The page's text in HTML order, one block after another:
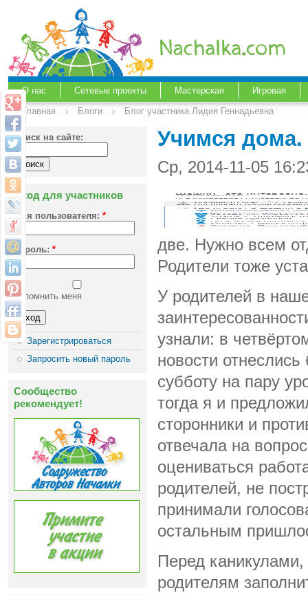
О нас Сетевые проекты Мастерская
Игровая
Главная
› Блоги › Блог участника Лидия Геннадьевна
Поиск на сайте:
Вход для участников
Имя пользователя: *
Пароль: *
Запомнить меня
Зарегистрироваться
Запросить новый пароль
Сообщество
рекомендует!
Учимся
Ср, 2014-11-05
две. Нужно всем
Родители тоже
У родителей в
узнали: в
новости
субботу на пару
тогда я и
сторонники и
отвечала на
оцениваться
родителей, не
принимали
остальным
Перед
родителям